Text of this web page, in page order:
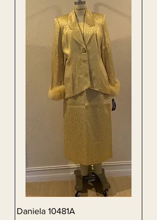
Daniela 10481A